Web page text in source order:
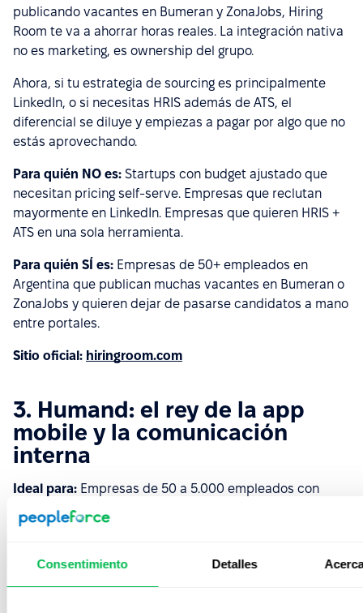
Consentimiento Detalles
publicando vacantes en Bumeran y ZonaJobs, Hiring
Room te va a ahorrar horas reales. La integración nativa
no es marketing, es ownership del grupo.
Ahora, si tu estrategia de sourcing es principalmente
LinkedIn, o si necesitas HRIS además de ATS, el
diferencial se diluye y empiezas a pagar por algo que no
estás aprovechando.
Para quién NO es: Startups con budget ajustado que
necesitan pricing self-serve. Empresas que reclutan
mayormente en LinkedIn. Empresas que quieren HRIS +
ATS en una sola herramienta.
Para quién SÍ es: Empresas de 50+ empleados en
Argentina que publican muchas vacantes en Bumeran o
ZonaJobs y quieren dejar de pasarse candidatos a mano
entre portales.
Sitio oficial: hiringroom.com
3. Humand: el rey de la app
mobile y la comunicación
interna
Ideal para: Empresas de 50 a 5.000 empleados con
fuerza laboral deskless (retail, industria, salud, logística,
construcción).
Pricing:Desde USD 5 por colaborador/mes, mínimo 50